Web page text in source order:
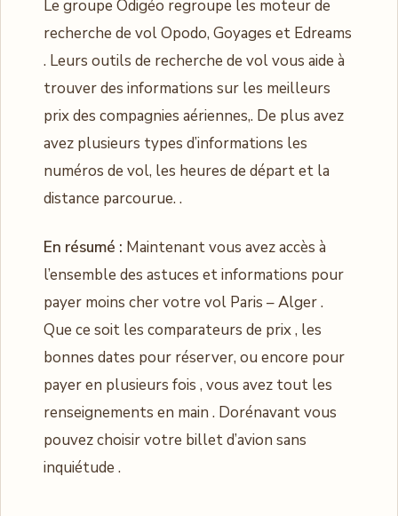
Le groupe Odigéo regroupe les moteur de
recherche de vol Opodo, Goyages et Edreams
. Leurs outils de recherche de vol vous aide à
trouver des informations sur les meilleurs
prix des compagnies aériennes,. De plus avez
avez plusieurs types d’informations les
numéros de vol, les heures de départ et la
distance parcourue. .
En résumé : Maintenant vous avez accès à
l’ensemble des astuces et informations pour
payer moins cher votre vol Paris – Alger .
Que ce soit les comparateurs de prix , les
bonnes dates pour réserver, ou encore pour
payer en plusieurs fois , vous avez tout les
renseignements en main . Dorénavant vous
pouvez choisir votre billet d’avion sans
inquiétude .